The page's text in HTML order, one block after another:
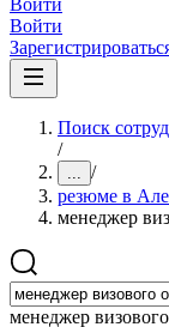
Войти
Войти
Поиск
/
... /
резюме в
менеджер
менеджер